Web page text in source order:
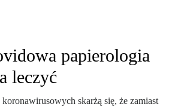
papierologia
leczyć
skarżą się, że zamiast